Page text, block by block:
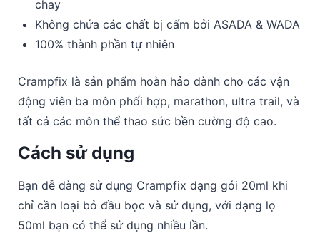
chay
Không chứa các chất bị cấm bởi ASADA & WADA
100% thành phần tự nhiên
Crampfix là sản phẩm hoàn hảo dành cho các vận
động viên ba môn phối hợp, marathon, ultra trail, và
tất cả các môn thể thao sức bền cường độ cao.
Cách sử dụng
Bạn dễ dàng sử dụng Crampfix dạng gói 20ml khi
chỉ cần loại bỏ đầu bọc và sử dụng, với dạng lọ
50ml bạn có thể sử dụng nhiều lần.